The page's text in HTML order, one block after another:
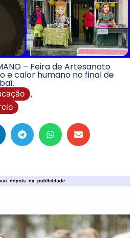
– Feira de Artesanato
e calor humano no final de
,